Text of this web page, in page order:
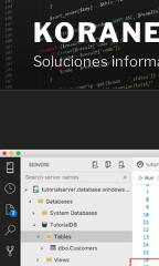
Saltar
al
contenido
Soluciones